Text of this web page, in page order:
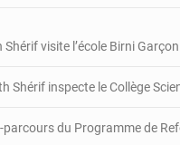
Shérif visite l’école Birni Garçon
Shérif inspecte le Collège
parcours du Programme de